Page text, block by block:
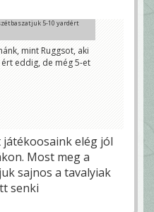
5-10 yardért
mint Ruggsot, aki
eddig, de még 5-et
elég jól
Most meg a
sajnos a tavalyiak
senki